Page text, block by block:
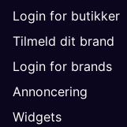
Login for butikker
Tilmeld dit brand
Login for brands
Annoncering
Widgets